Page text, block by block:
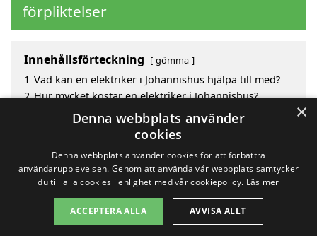
förpliktelser
Innehållsförteckning gömma
1 Vad kan en elektriker i Johannishus hjälpa till med?
2 Hur mycket kostar en elektriker i Johannishus?
Fördelar med att välja elektriker i Johannishus
Sök efter en skicklig elektriker i de omgivande
Copyright 2026 - Pilanto Aps
Om / kontakt Blogg Webbplatskarta Villkor
×
Denna webbplats använder
cookies
Denna webbplats använder cookies för att förbättra
användarupplevelsen. Genom att använda vår webbplats samtycker
du till alla cookies i enlighet med vår cookiepolicy. Läs mer
ACCEPTERA ALLA AVVISA ALLT